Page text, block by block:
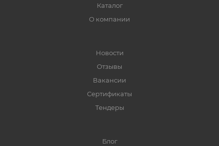
Каталог
О компании
Новости
Отзывы
Вакансии
Сертификаты
Тендеры
Блог